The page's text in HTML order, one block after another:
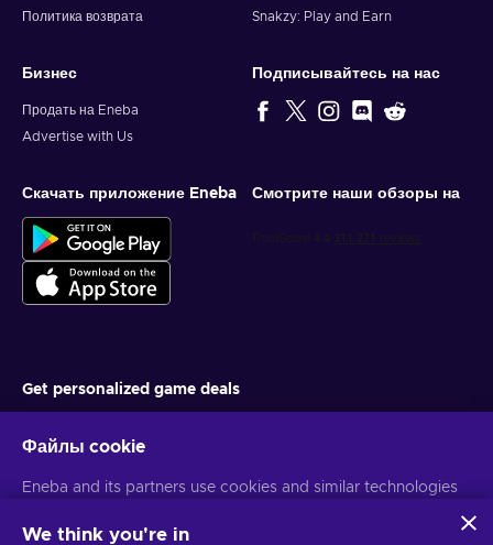
Политика возврата
Snakzy: Play and Earn
Бизнес
Продать на Eneba
Advertise with Us
Подписывайтесь на нас
Скачать приложение Eneba Смотрите наши обзоры на
Get personalized game deals
information
Файлы cookie
Eneba and its partners use cookies and similar technologies
website. We use this information to enhance content,
We think you're in